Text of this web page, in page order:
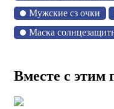
Мужские сз очки
Маска
Вместе с этим